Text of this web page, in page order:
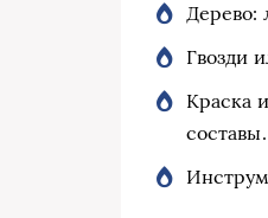
Дерево:
Гвозди
Краска
составы.